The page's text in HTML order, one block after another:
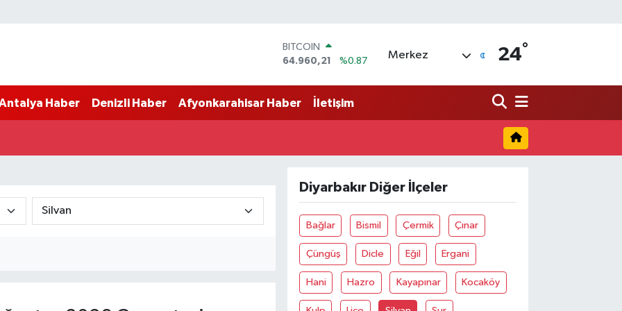
BITCOIN
64.960,21
%0.87
EURO
GRAM ALTIN
BİST100
13.779
%-14
Merkez 24°
Haber Denizli Haber Afyonkarahisar Haber İletişim
Diyarbakır Diğer İlçeler
Bağlar Bismil Çermik Çınar
Çüngüş Dicle Eğil Ergani
Hani Hazro Kayapınar Kocaköy